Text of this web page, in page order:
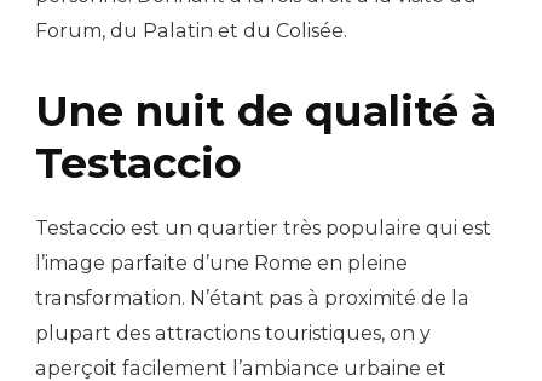
Forum, du Palatin et du Colisée.
Une nuit de qualité à
Testaccio
Testaccio est un quartier très populaire qui est
l’image parfaite d’une Rome en pleine
transformation. N’étant pas à proximité de la
plupart des attractions touristiques, on y
aperçoit facilement l’ambiance urbaine et